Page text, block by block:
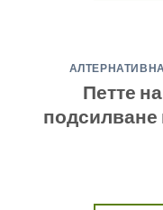
Петте
подсилване